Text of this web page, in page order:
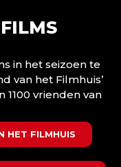
in het seizoen te
van het Filmhuis’
vrienden van
HET FILMHUIS